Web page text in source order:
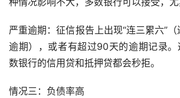
严重逾期：征信报告上出现“连三累六”
逾期），或者有超过90天的逾期记录
数银行的信用贷和抵押贷都会秒拒。
情况三：负债率高